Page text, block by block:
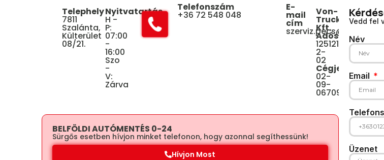
Telephely
7811
Szalánta,
Külterület
08/21.
Nyitvatartás
H -
P:
07:00
-
16:00
Szo
-
V:
Zárva
Telefonszám
+36 72 548 048
E-
mail
cím
Von-
Truck
Kft.
Adószám:
12512106-
2-
02
02-
09-
067094
BELFÖLDI AUTÓMENTÉS 0-24
Sürgős esetben hívjon minket telefonon, hogy azonnal segíthessünk!​
Hívjon Most
Vedd fel
Név
Email
Üzenet